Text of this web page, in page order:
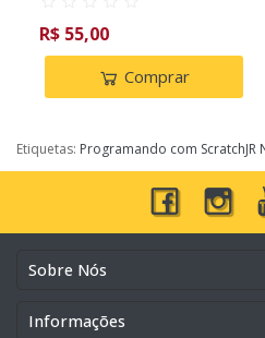
R$ 55,00
Comprar
Etiquetas: Programando com ScratchJR
Sobre Nós
Informações